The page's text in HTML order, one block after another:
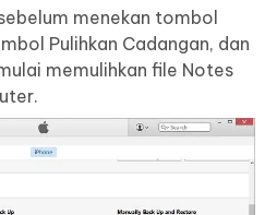
menekan tombol
Pulihkan Cadangan, dan
memulihkan file Notes